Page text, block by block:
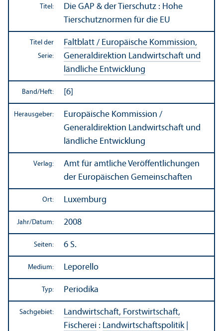
Titel:
Die GAP & der Tierschutz : Hohe
Tierschutz­normen für die EU
Titel der
Serie:
Faltblatt / Europäische Kommission,
Generaldirektion Landwirtschaft und
ländliche Entwicklung
Band/Heft: [6]
Herausgeber:
Europäische Kommission /
Generaldirektion Landwirtschaft und
ländliche Entwicklung
Verlag:
Amt für amtliche Veröffentlichungen
der Europäischen Gemeinschaften
Ort: Luxemburg
Jahr/Datum: 2008
Seiten: 6 S.
Medium: Leporello
Typ: Periodika
Sachgebiet:
Landwirtschaft, Forstwirtschaft,
Fischerei : Landwirtschafts­politik|